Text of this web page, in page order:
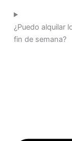
¿Puedo alquilar
fin de semana?